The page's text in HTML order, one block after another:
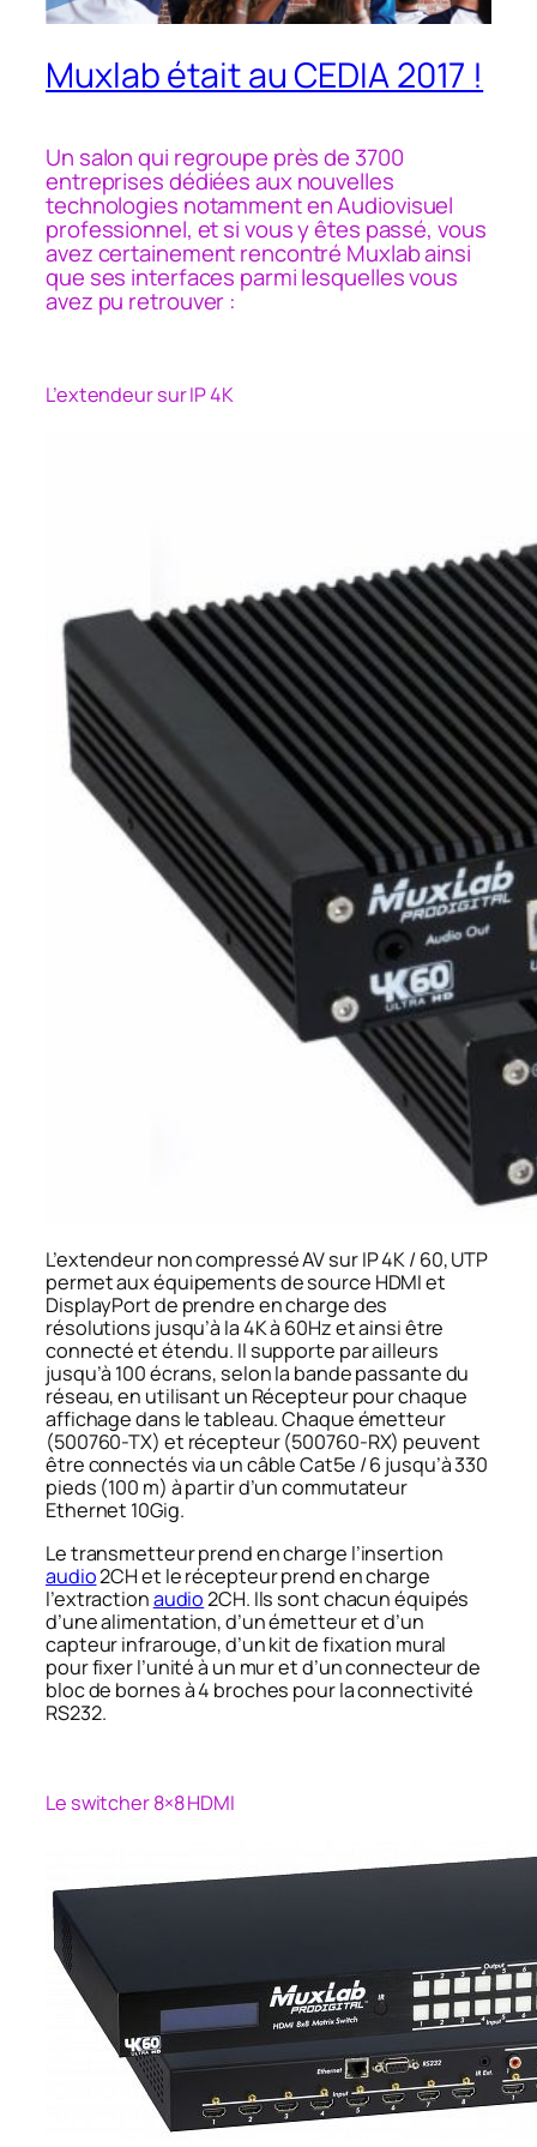
Muxlab était au CEDIA 2017 !
Un salon qui regroupe près de 3700
entreprises dédiées aux nouvelles
technologies notamment en Audiovisuel
professionnel, et si vous y êtes passé, vous
avez certainement rencontré Muxlab ainsi
que ses interfaces parmi lesquelles vous
avez pu retrouver :
L’extendeur sur IP 4K
L’extendeur non compressé AV sur IP 4K / 60, UTP
permet aux équipements de source HDMI et
DisplayPort de prendre en charge des
résolutions jusqu’à la 4K à 60Hz et ainsi être
connecté et étendu. Il supporte par ailleurs
jusqu’à 100 écrans, selon la bande passante du
réseau, en utilisant un Récepteur pour chaque
affichage dans le tableau. Chaque émetteur
(500760-TX) et récepteur (500760-RX) peuvent
être connectés via un câble Cat5e / 6 jusqu’à 330
pieds (100 m) à partir d’un commutateur
Ethernet 10Gig.
Le transmetteur prend en charge l’insertion
audio2CH et le récepteur prend en charge
l’extractionaudio2CH. Ils sont chacun équipés
d’une alimentation, d’un émetteur et d’un
capteur infrarouge, d’un kit de fixation mural
pour fixer l’unité à un mur et d’un connecteur de
bloc de bornes à 4 broches pour la connectivité
RS232.
Le switcher 8×8 HDMI